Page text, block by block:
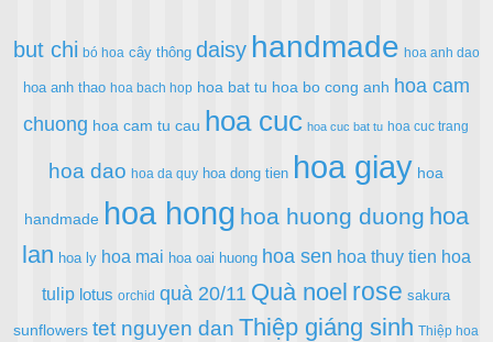
but chi bó hoa cây thông daisy handmade hoa anh dao
hoa anh thao hoa bach hop hoa bat tu hoa bo cong anh hoa cam
chuong hoa cam tu cau hoa cuc hoa cuc bat tu hoa cuc trang
hoa dao hoa da quy hoa dong tien hoa giay hoa
handmade hoa hong hoa huong duong hoa
lan hoa ly hoa mai hoa oai huong hoa sen hoa thuy tien hoa
tulip lotus orchid quà 20/11 Quà noel rose sakura
sunflowers tet nguyen dan Thiệp giáng sinh Thiệp hoa